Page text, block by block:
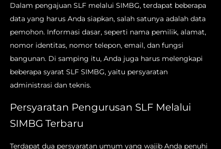
Dalam pengajuan SLF melalui SIMBG, terdapat beberapa
data yang harus Anda siapkan, salah satunya adalah data
pemohon. Informasi dasar, seperti nama pemilik, alamat,
nomor identitas, nomor telepon, email, dan fungsi
bangunan. Di samping itu, Anda juga harus melengkapi
beberapa syarat SLF SIMBG, yaitu persyaratan
administrasi dan teknis.
Persyaratan Pengurusan SLF Melalui
SIMBG Terbaru
Terdapat dua persyaratan umum yang wajib Anda penuhi